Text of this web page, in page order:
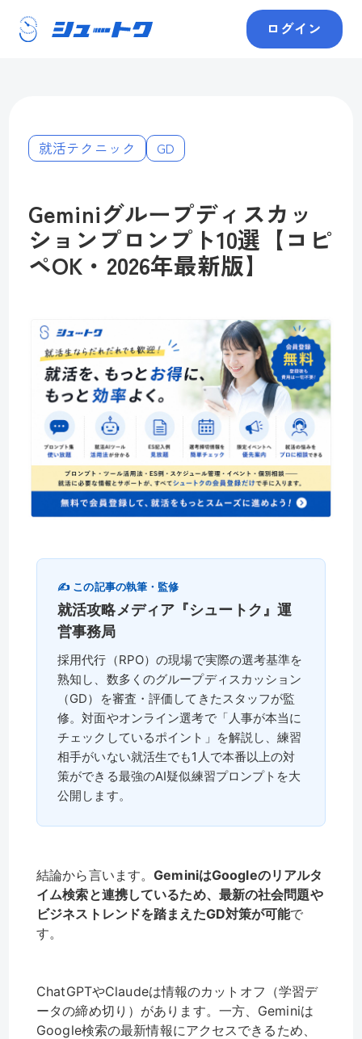
ログイン
就活テクニック GD
Geminiグループディスカッ
ションプロンプト10選【コピ
ペOK・2026年最新版】
✍️ この記事の執筆・監修
就活攻略メディア『シュートク』運
営事務局
採用代行（RPO）の現場で実際の選考基準を
熟知し、数多くのグループディスカッション
（GD）を審査・評価してきたスタッフが監
修。対面やオンライン選考で「人事が本当に
チェックしているポイント」を解説し、練習
相手がいない就活生でも1人で本番以上の対
策ができる最強のAI疑似練習プロンプトを大
公開します。
結論から言います。GeminiはGoogleのリアルタ
イム検索と連携しているため、最新の社会問題や
ビジネストレンドを踏まえたGD対策が可能で
す。
ChatGPTやClaudeは情報のカットオフ（学習デ
ータの締め切り）があります。一方、Geminiは
Google検索の最新情報にアクセスできるため、